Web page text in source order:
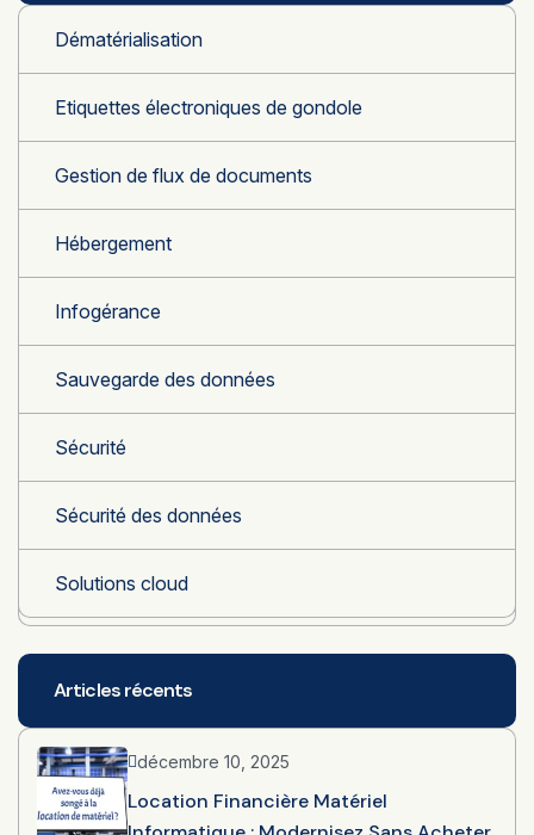
Dématérialisation
Etiquettes électroniques de gondole
Gestion de flux de documents
Hébergement
Infogérance
Sauvegarde des données
Sécurité
Sécurité des données
Solutions cloud
Articles récents
décembre 10, 2025
Location Financière Matériel